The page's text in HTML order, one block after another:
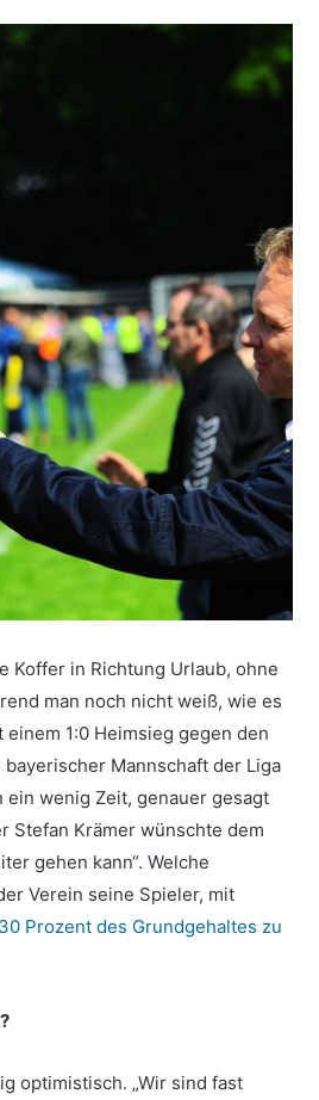
Koffer in Richtung Urlaub, ohne
man noch nicht weiß, wie es
1:0 Heimsieg gegen den
Mannschaft der Liga
wenig Zeit, genauer gesagt
Stefan Krämer wünschte dem
gehen kann“. Welche
Verein seine Spieler, mit
Prozent des Grundgehaltes zu
optimistisch. „Wir sind fast